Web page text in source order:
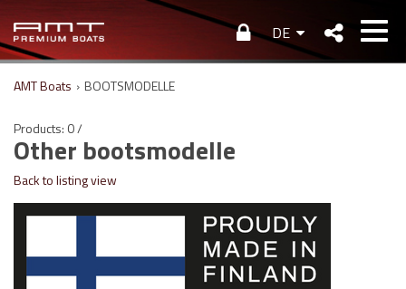
DE
AMT Boats › BOOTSMODELLE
Products: 0 /
Other bootsmodelle
Back to listing view